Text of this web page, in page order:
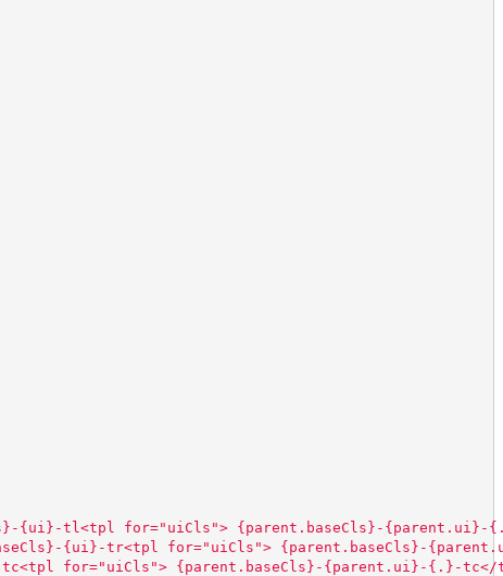
{ui}-tl<tpl for="uiCls"> {parent.baseCls}-
{ui}-tr<tpl for="uiCls"> {parent.baseCls}-
for="uiCls"> {parent.baseCls}-{parent.ui}-{.}-